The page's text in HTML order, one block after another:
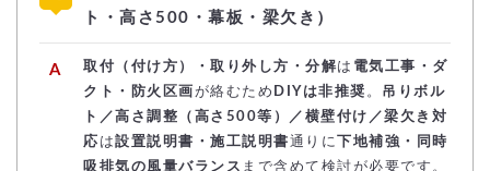
ト・高さ500・幕板・梁欠き）
取付（付け方）・取り外し方・分解は 電気工事・ダ
クト・防火区画が絡むため DIYは非推奨 。 吊りボル
ト／高さ調整（高さ500等）／横壁付け／梁欠き対
応 は設置説明書・施工説明書通りに
下地補強・同時
吸排気の風量バランス まで含めて検討が必要です。